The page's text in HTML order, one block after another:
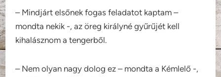
– Mindjárt elsőnek fogas feladatot kaptam –
mondta nekik -, az öreg királyné gyűrűjét kell
kihalásznom a tengerből.
– Nem olyan nagy dolog ez – mondta a Kémlelő -,